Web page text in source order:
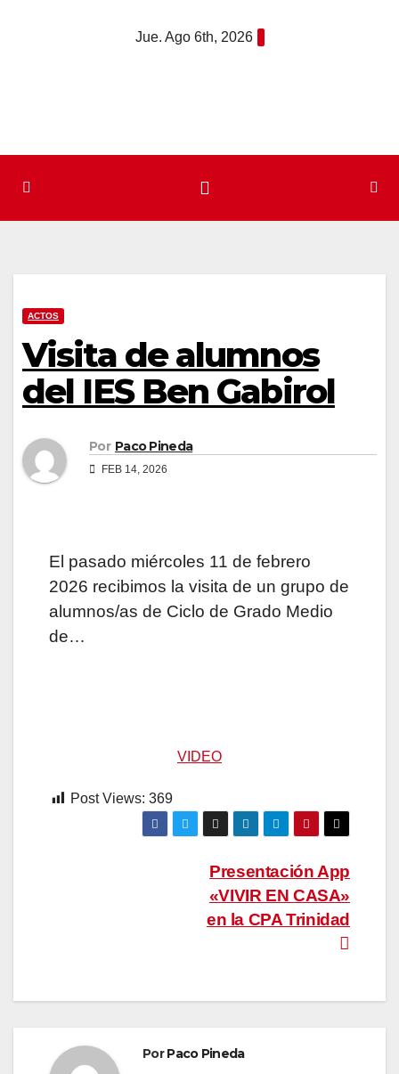
Jue. Ago 6th, 2026
ACTOS
Visita de alumnos
del IES Ben Gabirol
Por Paco Pineda
FEB 14, 2026
El pasado miércoles 11 de febrero
2026 recibimos la visita de un grupo de
alumnos/as de Ciclo de Grado Medio
de…
VIDEO
Post Views: 369
Presentación App
«VIVIR EN CASA»
en la CPA Trinidad
PorPaco Pineda